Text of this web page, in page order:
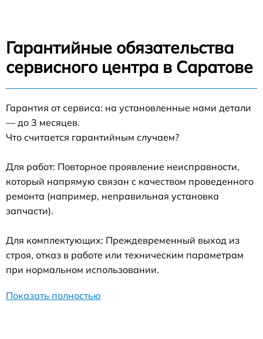
Гарантийные обязательства
сервисного центра в Саратове
Гарантия от сервиса: на установленные нами детали
— до 3 месяцев.
Что считается гарантийным случаем?
Для работ: Повторное проявление неисправности,
который напрямую связан с качеством проведенного
ремонта (например, неправильная установка
запчасти).
Для комплектующих: Преждевременный выход из
строя, отказ в работе или техническим параметрам
при нормальном использовании.
Показать полностью